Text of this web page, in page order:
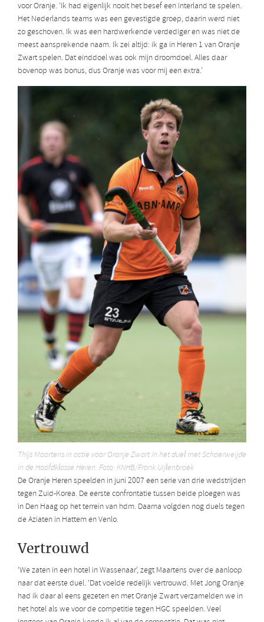
voor Oranje. ‘Ik had eigenlijk nooit het besef een interland te spelen.
Het Nederlands teams was een gevestigde groep, daarin werd niet
zo geschoven. Ik was een hardwerkende verdediger en was niet de
meest aansprekende naam. Ik zei altijd: ik ga in Heren 1 van Oranje
Zwart spelen. Dat einddoel was ook mijn droomdoel. Alles daar
bovenop was bonus, dus Oranje was voor mij een extra.’
Thijs Maartens in actie voor Oranje Zwart in het duel met Schaerweijde
in de Hoofdklasse Heren. Foto: KNHB/Frank Uijlenbroek
De Oranje Heren speelden in juni 2007 een serie van drie wedstrijden
tegen Zuid-Korea. De eerste confrontatie tussen beide ploegen was
in Den Haag op het terrein van hdm. Daarna volgden nog duels tegen
de Aziaten in Hattem en Venlo.
Vertrouwd
‘We zaten in een hotel in Wassenaar’, zegt Maartens over de aanloop
naar dat eerste duel. ‘Dat voelde redelijk vertrouwd. Met Jong Oranje
had ik daar al eens gezeten en met Oranje Zwart verzamelden we in
het hotel als we voor de competitie tegen HGC speelden. Veel